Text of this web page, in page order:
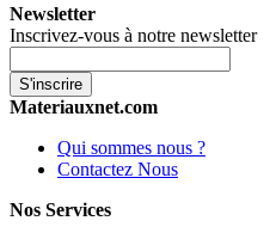
Newsletter
Inscrivez-vous à notre newsletter
S'inscrire
Materiauxnet.com
Qui sommes nous ?
Contactez Nous
Nos Services